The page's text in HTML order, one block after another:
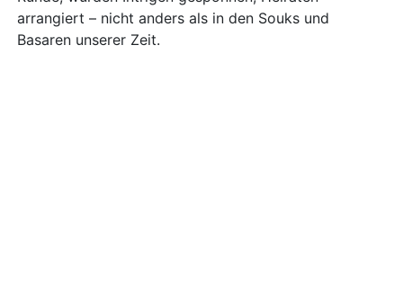
arrangiert – nicht anders als in den Souks und
Basaren unserer Zeit.